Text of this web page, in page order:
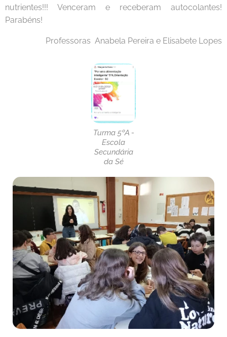
nutrientes!!! Venceram e receberam autocolantes!
Parabéns!
Professoras Anabela Pereira e Elisabete Lopes
Turma 5ºA -
Escola
Secundária
da Sé